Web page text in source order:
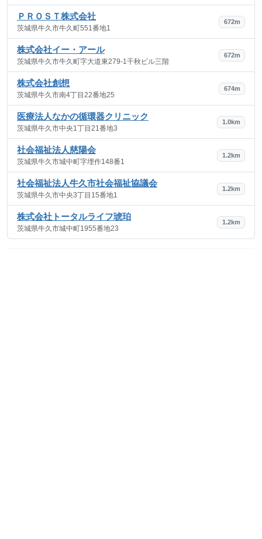
ＰＲＯＳＴ株式会社
茨城県牛久市牛久町551番地1
672m
株式会社イー・アール
茨城県牛久市牛久町字大道東279-1千秋ビル三階
672m
株式会社創想
茨城県牛久市南4丁目22番地25
674m
医療法人なかの循環器クリニック
茨城県牛久市中央1丁目21番地3
1.0km
社会福祉法人慈陽会
茨城県牛久市城中町字埋作148番1
1.2km
社会福祉法人牛久市社会福祉協議会
茨城県牛久市中央3丁目15番地1
1.2km
株式会社トータルライフ琥珀
茨城県牛久市城中町1955番地23
1.2km